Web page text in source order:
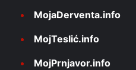
MojaDerventa.info
MojTeslić.info
MojPrnjavor.info